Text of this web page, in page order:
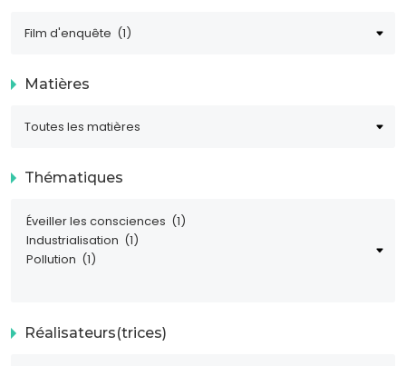
Matières
Thématiques
Réalisateurs(trices)